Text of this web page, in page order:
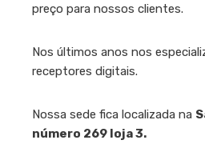
preço para nossos clientes.
Nos últimos anos nos
receptores digitais.
Nossa sede fica localizada na
número 269 loja 3.